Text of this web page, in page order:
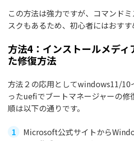
この方法は強力ですが、コマンド
スクもあるため、初心者にはおすす
方法4：インストールメディ
た修復方法
方法２の応用としてwindows11/10
ったuefiでブートマネージャーの修
順は以下の通りです。
Microsoft公式サイトから